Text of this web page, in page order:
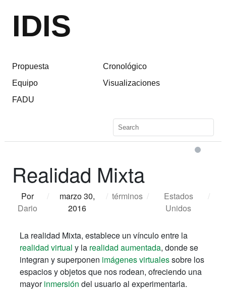
IDIS
Propuesta
Equipo
FADU
Cronológico
Visualizaciones
Realidad Mixta
Por
Dario
/
marzo 30,
2016
/ términos /
Estados
Unidos
/
La realidad Mixta, establece un vínculo entre la
realidad virtual y la realidad aumentada, donde se
integran y superponen imágenes virtualessobre los
espacios y objetos que nos rodean, ofreciendo una
mayorinmersión del usuario al experimentarla.